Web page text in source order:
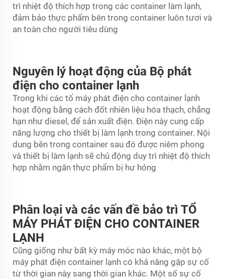
trì nhiệt độ thích hợp trong các container làm lạnh,
đảm bảo thực phẩm bên trong container luôn tươi và
an toàn cho người tiêu dùng
Nguyên lý hoạt động của Bộ phát
điện cho container lạnh
Trong khi các tổ máy phát điện cho container lạnh
hoạt động bằng cách đốt nhiên liệu hóa thạch, chẳng
hạn như diesel, để sản xuất điện. Điện này cung cấp
năng lượng cho thiết bị làm lạnh trong container. Nội
dung bên trong container sau đó được niêm phong
và thiết bị làm lạnh sẽ chủ động duy trì nhiệt độ thích
hợp nhằm ngăn thực phẩm bị hư hỏng
Phân loại và các vấn đề bảo trì TỔ
MÁY PHÁT ĐIỆN CHO CONTAINER
LẠNH
Cũng giống như bất kỳ máy móc nào khác, một bộ
máy phát điện container lạnh có khả năng gặp sự cố
từ thời gian này sang thời gian khác. Một số sự cố